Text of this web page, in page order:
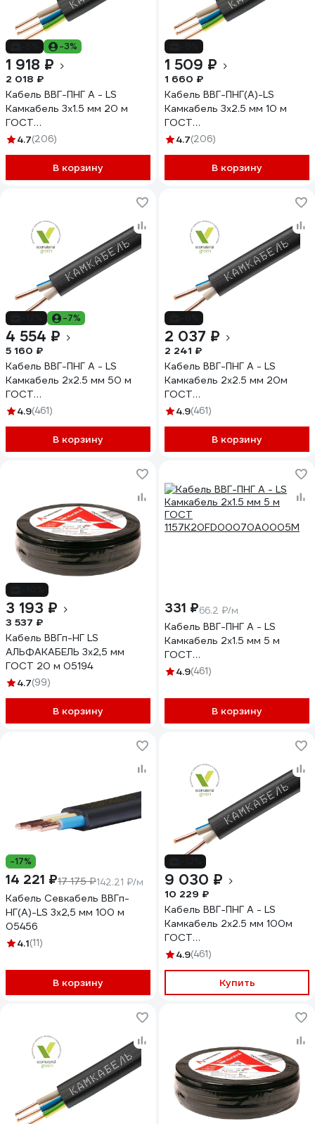
-3%
1 918 ₽
2 018 ₽
Кабель ВВГ-ПНГ А - LS
Камкабель 3x1.5 мм 20 м
ГОСТ
1157К30FG00070А0020М
4.7(206)
В корзину
1 509 ₽
1 660 ₽
Кабель ВВГ-ПНГ(А)-LS
Камкабель 3x2.5 мм 10 м
ГОСТ
1157К30HG00070А0010М
4.7(206)
В корзину
-7%
4 554 ₽
5 160 ₽
Кабель ВВГ-ПНГ А - LS
Камкабель 2x2.5 мм 50 м
ГОСТ
1157К20HD00070А0050М
4.9(461)
В корзину
2 037 ₽
2 241 ₽
Кабель ВВГ-ПНГ А - LS
Камкабель 2x2.5 мм 20м
ГОСТ
1157К20HD00070А0020М
4.9(461)
В корзину
3 193 ₽
3 537 ₽
Кабель ВВГп-НГ LS
АЛЬФАКАБЕЛЬ 3х2,5 мм
ГОСТ 20 м 05194
4.7(99)
В корзину
331 ₽66.2 ₽/м
Кабель ВВГ-ПНГ А - LS
Камкабель 2x1.5 мм 5 м
ГОСТ
1157К20FD00070А0005М
4.9(461)
В корзину
-17%
14 221 ₽17 175 ₽142.21 ₽/м
Кабель Севкабель ВВГп-
НГ(А)-LS 3х2,5 мм 100 м
05456
4.1(11)
В корзину
9 030 ₽
10 229 ₽
Кабель ВВГ-ПНГ А - LS
Камкабель 2x2.5 мм 100м
ГОСТ
1157К20HD00070А0100М
4.9(461)
Купить